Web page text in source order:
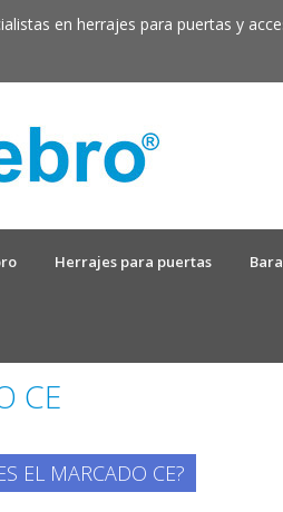
en herrajes para puertas y
Herrajes para puertas
CE
EL MARCADO CE?